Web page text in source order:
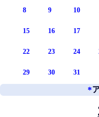
8 9 10
15 16 17
22 23 24
29 30 31
*